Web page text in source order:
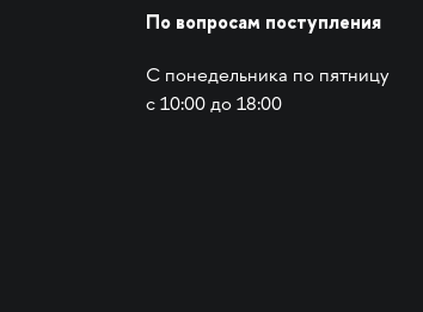
По вопросам поступления
С понедельника по пятницу
с 10:00 до 18:00